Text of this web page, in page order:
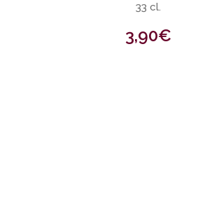
33 cl.
3,90€